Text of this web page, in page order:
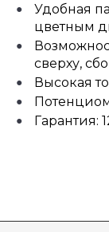
Удобная
цветным
сверху,
Высокая
Гарантия: